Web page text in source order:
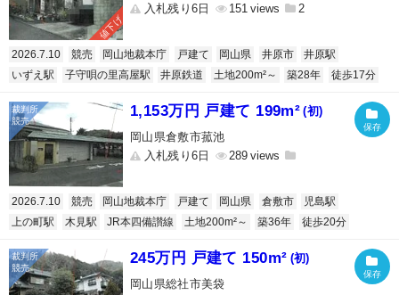
値下げ
入札残り6日 151 2
2026.7.10 競売 岡山地裁本庁 戸建て 岡山県 井原市
井原駅
いずえ駅
子守唄の里高屋駅 井原鉄道 土地200m²～ 築28年 徒歩17分
1,153万円 戸建て 199m² (初)
岡山県倉敷市菰池
入札残り6日
289
2026.7.10 競売 岡山地裁本庁 戸建て 岡山県 倉敷市
児島駅
上の町駅
木見駅 JR本四備讃線 土地200m²～ 築36年 徒歩20分
245万円 戸建て 150m² (初)
岡山県総社市美袋